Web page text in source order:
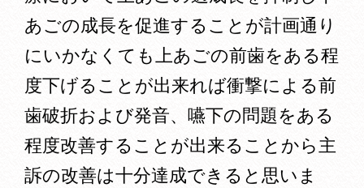
あごの成長を促進することが計画通り
にいかなくても上あごの前歯をある程
度下げることが出来れば衝撃による前
歯破折および発音、嚥下の問題をある
程度改善することが出来ることから主
訴の改善は十分達成できると思いま